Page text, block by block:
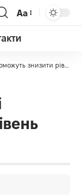
Аа
рівень цукру в крові